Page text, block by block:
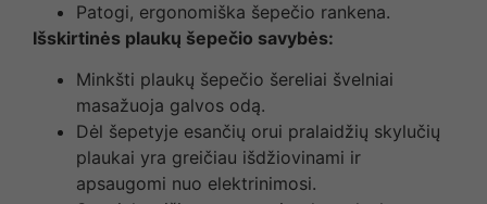
Patogi, ergonomiška šepečio rankena.
Išskirtinės plaukų šepečio savybės:
Minkšti plaukų šepečio šereliai švelniai
masažuoja galvos odą.
Dėl šepetyje esančių orui pralaidžių skylučių
plaukai yra greičiau išdžiovinami ir
apsaugomi nuo elektrinimosi.